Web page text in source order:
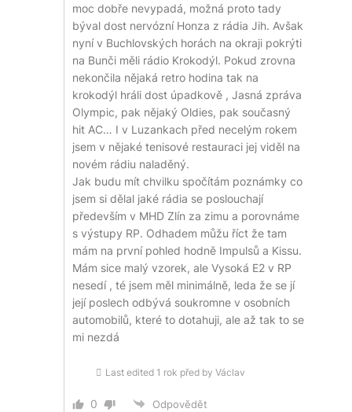
moc dobře nevypadá, možná proto tady
býval dost nervózní Honza z rádia Jih. Avšak
nyní v Buchlovských horách na okraji pokrýti
na Bunči měli rádio Krokodýl. Pokud zrovna
nekončila nějaká retro hodina tak na
krokodýl hráli dost úpadkově , Jasná zpráva
Olympic, pak nějaký Oldies, pak současný
hit AC… I v Luzankach před necelým rokem
jsem v nějaké tenisové restauraci jej viděl na
novém rádiu naladěný.
Jak budu mít chvilku spočítám poznámky co
jsem si dělal jaké rádia se poslouchají
především v MHD Zlín za zimu a porovnáme
s výstupy RP. Odhadem můžu říct že tam
mám na první pohled hodně Impulsů a Kissu.
Mám sice malý vzorek, ale Vysoká E2 v RP
nesedí , té jsem měl minimálně, leda že se jí
její poslech odbývá soukromne v osobních
automobilů, které to dotahuji, ale až tak to se
mi nezdá
Last edited 1 rok před by Václav
0 Odpovědět